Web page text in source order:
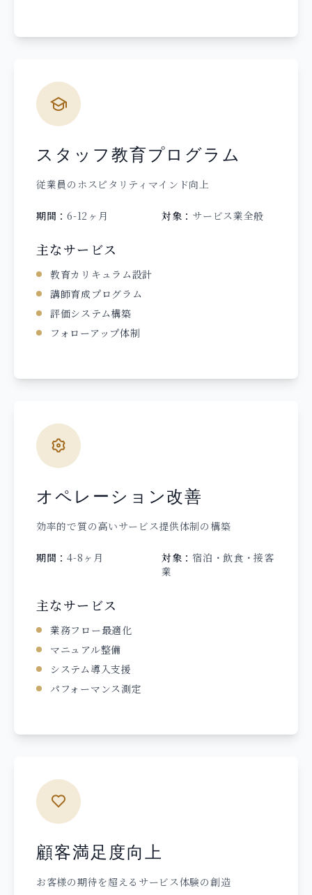
スタッフ教育プログラム
従業員のホスピタリティマインド向上
期間：6-12ヶ月 対象： サービス業全般
主なサービス
教育カリキュラム設計
講師育成プログラム
評価システム構築
フォローアップ体制
オペレーション改善
効率的で質の高いサービス提供体制の構築
期間：4-8ヶ月 対象：宿泊・飲食・接客
業
主なサービス
業務フロー最適化
マニュアル整備
システム導入支援
パフォーマンス測定
顧客満足度向上
お客様の期待を超えるサービス体験の創造